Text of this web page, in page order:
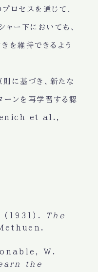
ロセスを通じて、
ャー下においても、
を維持できるよう
基づき、新たな
ーンを再学習する認
et al.,
(1931).
The
W.
the